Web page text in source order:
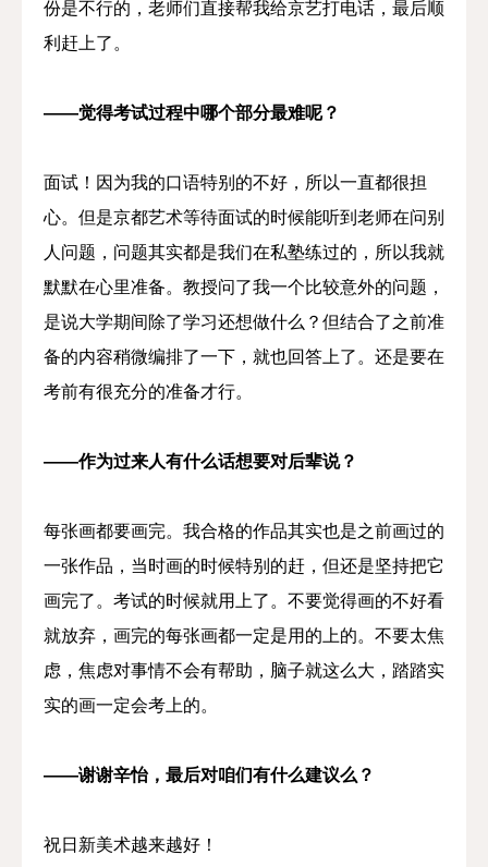
份是不行的，老师们直接帮我给京艺打电话，最后顺
利赶上了。
——觉得考试过程中哪个部分最难呢？
面试！因为我的口语特别的不好，所以一直都很担
心。但是京都艺术等待面试的时候能听到老师在问别
人问题，问题其实都是我们在私塾练过的，所以我就
默默在心里准备。教授问了我一个比较意外的问题，
是说大学期间除了学习还想做什么？但结合了之前准
备的内容稍微编排了一下，就也回答上了。还是要在
考前有很充分的准备才行。
——作为过来人有什么话想要对后辈说？
每张画都要画完。我合格的作品其实也是之前画过的
一张作品，当时画的时候特别的赶，但还是坚持把它
画完了。考试的时候就用上了。不要觉得画的不好看
就放弃，画完的每张画都一定是用的上的。不要太焦
虑，焦虑对事情不会有帮助，脑子就这么大，踏踏实
实的画一定会考上的。
——谢谢辛怡，最后对咱们有什么建议么？
祝日新美术越来越好！